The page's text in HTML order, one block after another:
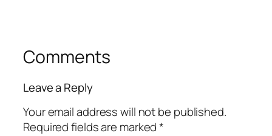
Comments
Leave a Reply
Your email address will not be published.
Required fields are marked*